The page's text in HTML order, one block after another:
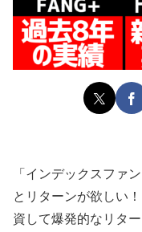
「インデックスファ
とリターンが欲しい
資して爆発的なリタ